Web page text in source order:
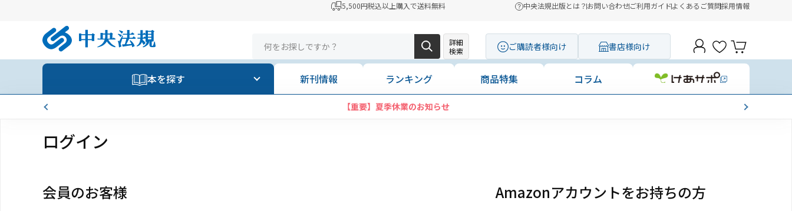
5,500円税込以上購入で送料無料 中央法規出版とは？お問い合わせご利用ガイドよくあるご質問採用情報
詳細
検索
ご購読者様向け 書店様向け
本を探す 新刊情報 ランキング 商品特集 コラム
【重要】夏季休業のお知らせ
ログイン
会員のお客様 Amazonアカウントをお持ちの方